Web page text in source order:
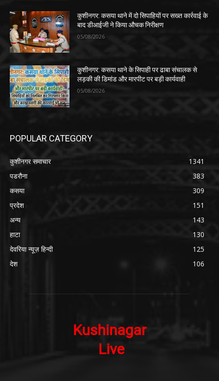
कुशीनगर: कसया थाने में दो सिपाहियों पर सख्त कार्रवाई के
बाद डीआईजी ने किया औचक निरीक्षण
05/08/2026
कुशीनगर: कसया थाने के सिपाही पर ढाबा संचालक से
लड़की की डिमांड और मारपीट पर बड़ी कार्यवाही
05/08/2026
POPULAR CATEGORY
कुशीनगर समाचार
1341
पडरौना
383
कसया
309
प्रदेश
151
अन्य
143
हाटा
130
देवरिया न्यूज़ हिन्दी
125
देश
106